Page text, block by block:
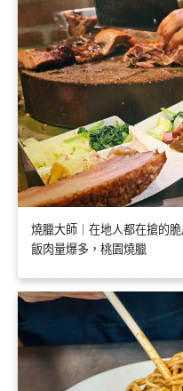
燒臘大師｜在地人都在搶的
飯肉量爆多，桃園燒臘